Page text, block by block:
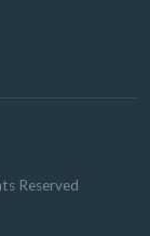
Reserved